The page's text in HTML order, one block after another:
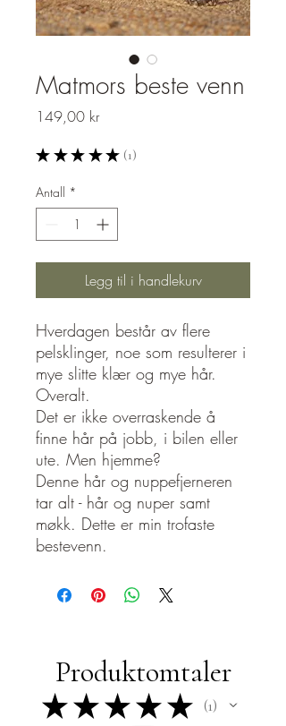
Matmors beste venn
149,00 krPris
★ ★ ★ ★ ★ 1
1
Antall *
Legg til i handlekurv
Hverdagen består av flere
pelsklinger, noe som resulterer i
mye slitte klær og mye hår.
Overalt.
Det er ikke overraskende å
finne hår på jobb, i bilen eller
ute. Men hjemme?
Denne hår og nuppefjerneren
tar alt - hår og nuper samt
møkk. Dette er min trofaste
bestevenn.
Produktomtaler
★ ★ ★ ★ ★ 1